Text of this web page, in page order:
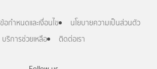
ข้อกำหนดและเงื่อนไข
นโยบายความเป็นส่วนตัว
บริการช่วยเหลือ
ติดต่อเรา